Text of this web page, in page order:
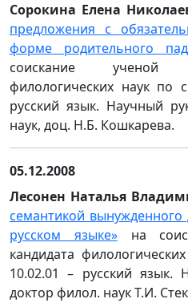
Сорокина Елена
предложения с
форме родительного
соискание ученой
филологических наук по
русский язык. Научный
наук, доц. Н.Б. Кошкарева.
05.12.2008
Лесонен Наталья
семантикой
русском языке»на
кандидата
10.02.01 – русский язык.
доктор филол. наук Т.И.